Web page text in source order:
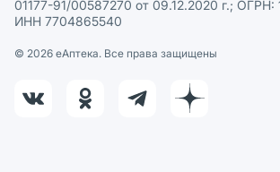
01177-91/00587270 от 09.12.2020 г.; ОГРН:
ИНН 7704865540
© 2026 eАптека. Все права защищены